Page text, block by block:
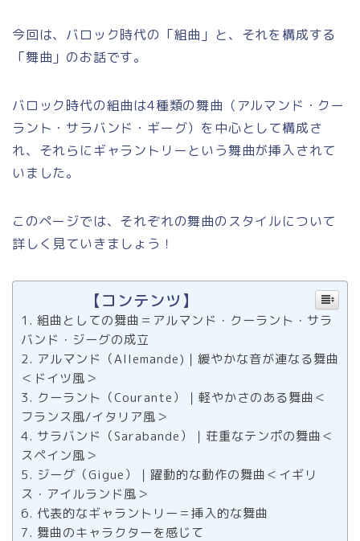
今回は、バロック時代の「組曲」と、それを構成する
「舞曲」のお話です。
バロック時代の組曲は4種類の舞曲（アルマンド・クー
ラント・サラバンド・ギーグ）を中心として構成さ
れ、それらにギャラントリーという舞曲が挿入されて
いました。
このページでは、それぞれの舞曲のスタイルについて
詳しく見ていきましょう！
【コンテンツ】
組曲としての舞曲＝アルマンド・クーラント・サラ
バンド・ジーグの成立
アルマンド（Allemande)｜緩やかな音が連なる舞曲
＜ドイツ風＞
クーラント（Courante）｜軽やかさのある舞曲＜
フランス風/イタリア風＞
サラバンド（Sarabande）｜荘重なテンポの舞曲＜
スペイン風＞
ジーグ（Gigue）｜躍動的な動作の舞曲＜イギリ
ス・アイルランド風＞
代表的なギャラントリー＝挿入的な舞曲
舞曲のキャラクターを感じて